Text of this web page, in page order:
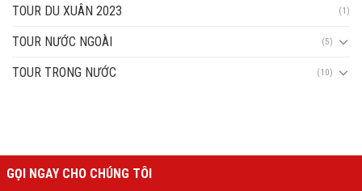
TOUR DU XUÂN 2023 (1)
TOUR NƯỚC NGOÀI (5)
TOUR TRONG NƯỚC (10)
GỌI NGAY CHO CHÚNG TÔI